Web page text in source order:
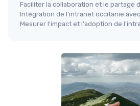
Faciliter la collaboration et le partage
Intégration de l'intranet occitanie
Mesurer l'impact et l'adoption de